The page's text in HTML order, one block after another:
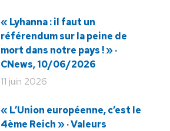
« Lyhanna : il faut un
référendum sur la peine de
mort dans notre pays ! » ·
CNews, 10/06/2026
11 juin 2026
« L’Union européenne, c’est le
4ème Reich » · Valeurs